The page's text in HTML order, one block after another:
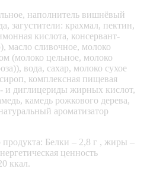
наполнитель вишнёвый
загустители: крахмал, пектин,
кислота, консервант-
масло сливочное, молоко
(молоко цельное, молоко
вода, сахар, молоко сухое
комплексная пищевая
и диглицериды жирных кислот,
камедь рожкового дерева,
ароматизатор
Белки – 2,8 г , жиры –
ценность
ккал.